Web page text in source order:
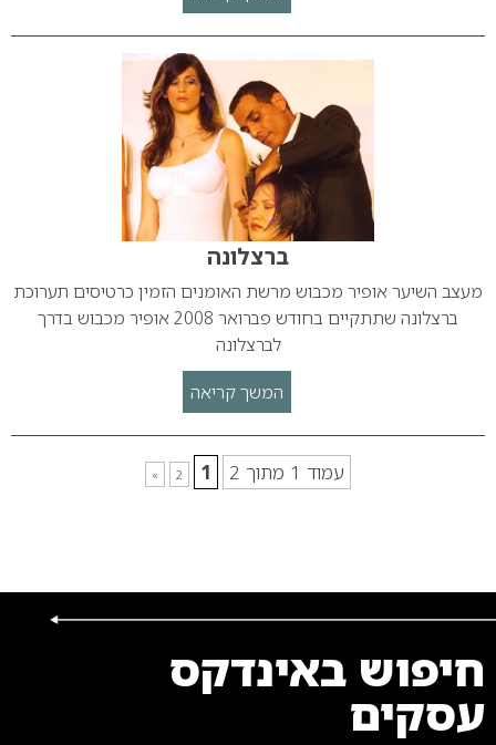
ברצלונה
מעצב השיער אופיר מכבוש מרשת האומנים הזמין כרטיסים תערוכת
ברצלונה שתתקיים בחודש פברואר 2008 אופיר מכבוש בדרך
לברצלונה
המשך קריאה
עמוד 1 מתוך 2 1
2
»
חיפוש באינדקס
עסקים